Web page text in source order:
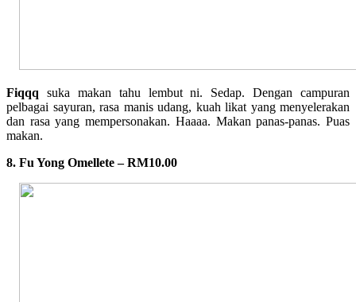
Fiqqq suka makan tahu lembut ni. Sedap. Dengan campuran
pelbagai sayuran, rasa manis udang, kuah likat yang menyelerakan
dan rasa yang mempersonakan. Haaaa. Makan panas-panas. Puas
makan.
8. Fu Yong Omellete – RM10.00